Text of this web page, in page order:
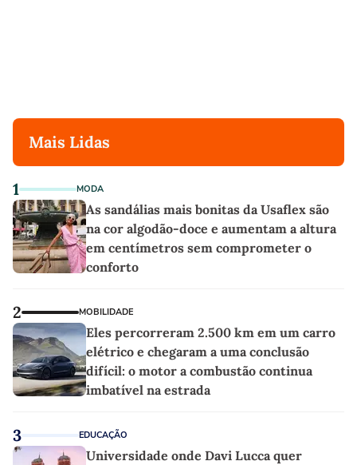
Mais Lidas
1 MODA
As sandálias mais bonitas da Usaflex são
na cor algodão-doce e aumentam a altura
em centímetros sem comprometer o
conforto
2 MOBILIDADE
Eles percorreram 2.500 km em um carro
elétrico e chegaram a uma conclusão
difícil: o motor a combustão continua
imbatível na estrada
3 EDUCAÇÃO
Universidade onde Davi Lucca quer